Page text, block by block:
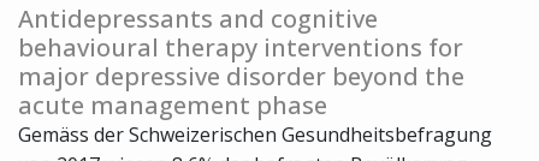
Antidepressants and cognitive
behavioural therapy interventions for
major depressive disorder beyond the
acute management phase
Gemäss der Schweizerischen Gesundheitsbefragung